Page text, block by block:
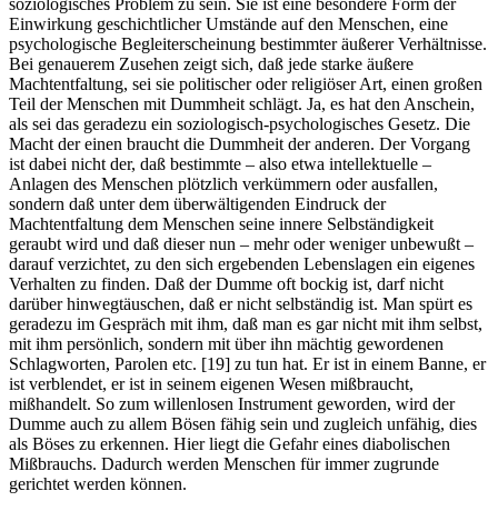
soziologisches Problem zu sein. Sie ist eine besondere Form der
Einwirkung geschichtlicher Umstände auf den Menschen, eine
psychologische Begleiterscheinung bestimmter äußerer Verhältnisse.
Bei genauerem Zusehen zeigt sich, daß jede starke äußere
Machtentfaltung, sei sie politischer oder religiöser Art, einen großen
Teil der Menschen mit Dummheit schlägt. Ja, es hat den Anschein,
als sei das geradezu ein soziologisch-psychologisches Gesetz. Die
Macht der einen braucht die Dummheit der anderen. Der Vorgang
ist dabei nicht der, daß bestimmte – also etwa intellektuelle –
Anlagen des Menschen plötzlich verkümmern oder ausfallen,
sondern daß unter dem überwältigenden Eindruck der
Machtentfaltung dem Menschen seine innere Selbständigkeit
geraubt wird und daß dieser nun – mehr oder weniger unbewußt –
darauf verzichtet, zu den sich ergebenden Lebenslagen ein eigenes
Verhalten zu finden. Daß der Dumme oft bockig ist, darf nicht
darüber hinwegtäuschen, daß er nicht selbständig ist. Man spürt es
geradezu im Gespräch mit ihm, daß man es gar nicht mit ihm selbst,
mit ihm persönlich, sondern mit über ihn mächtig gewordenen
Schlagworten, Parolen etc. [19] zu tun hat. Er ist in einem Banne, er
ist verblendet, er ist in seinem eigenen Wesen mißbraucht,
mißhandelt. So zum willenlosen Instrument geworden, wird der
Dumme auch zu allem Bösen fähig sein und zugleich unfähig, dies
als Böses zu erkennen. Hier liegt die Gefahr eines diabolischen
Mißbrauchs. Dadurch werden Menschen für immer zugrunde
gerichtet werden können.